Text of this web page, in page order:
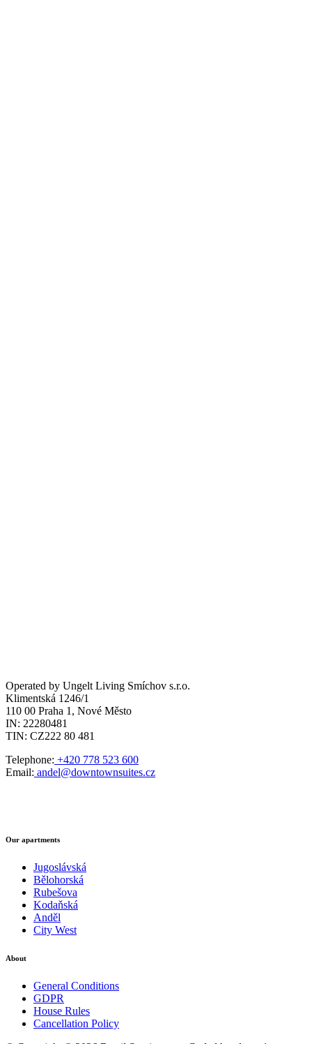
Operated by Ungelt Living Smíchov s.r.o.
Klimentská 1246/1
110 00 Praha 1, Nové Město
IN: 22280481
TIN: CZ222 80 481
Telephone: +420 778 523 600
Email: andel@downtownsuites.cz
Our apartments
Jugoslávská
Bělohorská
Rubešova
Kodaňská
Anděl
City West
About
General Conditions
GDPR
House Rules
Cancellation Policy